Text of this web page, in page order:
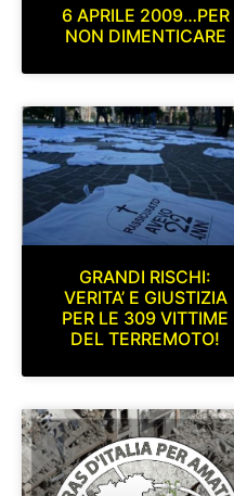
6 APRILE 2009…PER
NON DIMENTICARE
GRANDI RISCHI:
VERITA’ E GIUSTIZIA
PER LE 309 VITTIME
DEL TERREMOTO!